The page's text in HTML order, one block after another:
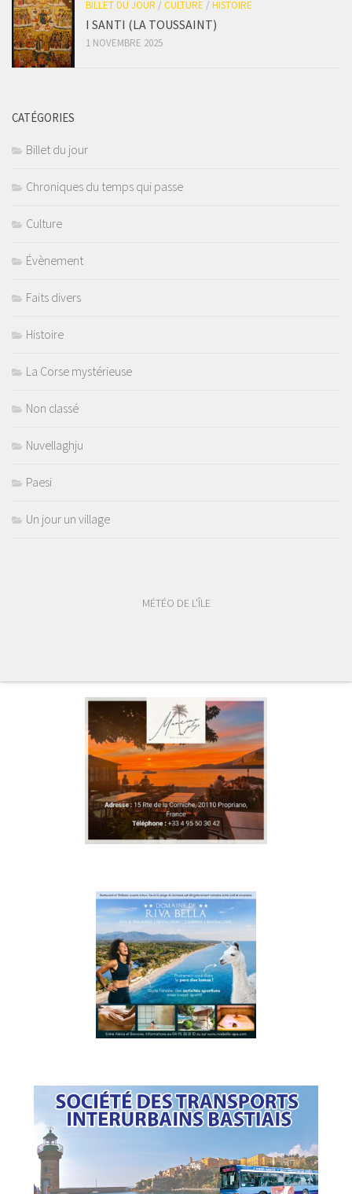
BILLET DU JOUR / CULTURE / HISTOIRE
I SANTI (LA TOUSSAINT)
1 NOVEMBRE 2025
CATÉGORIES
Billet du jour
Chroniques du temps qui passe
Culture
Évènement
Faits divers
Histoire
La Corse mystérieuse
Non classé
Nuvellaghju
Paesi
Un jour un village
MÉTÉO DE L'ÎLE